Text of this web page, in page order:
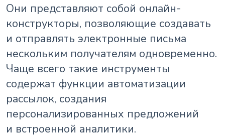
Они представляют собой онлайн-
конструкторы, позволяющие создавать
и отправлять электронные письма
нескольким получателям одновременно.
Чаще всего такие инструменты
содержат функции автоматизации
рассылок, создания
персонализированных предложений
и встроенной аналитики.